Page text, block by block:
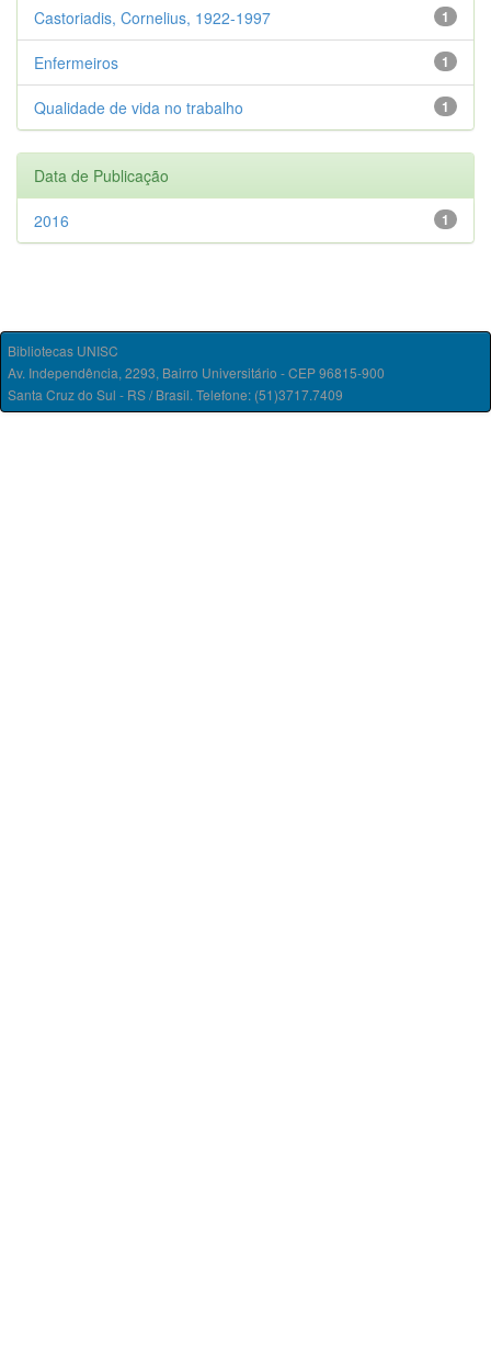
1
Castoriadis, Cornelius, 1922-1997
1
Enfermeiros
1
Qualidade de vida no trabalho
Data de Publicação
1
2016
Bibliotecas UNISC
Av. Independência, 2293, Bairro Universitário - CEP 96815-900
Santa Cruz do Sul - RS / Brasil. Telefone: (51)3717.7409